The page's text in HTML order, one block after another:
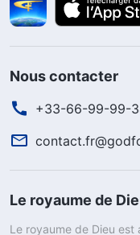
Nous contacter
+33-66-99-99-
Le royaume de
Le royaume de Dieu est